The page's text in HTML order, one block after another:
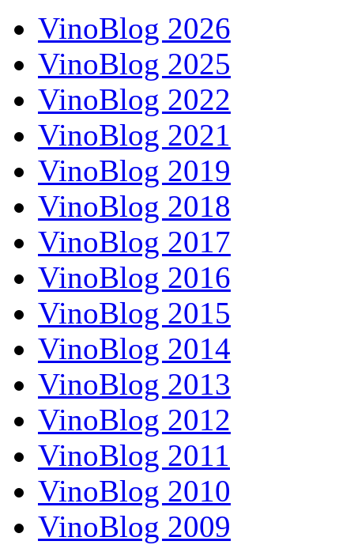
VinoBlog 2026
VinoBlog 2025
VinoBlog 2022
VinoBlog 2021
VinoBlog 2019
VinoBlog 2018
VinoBlog 2017
VinoBlog 2016
VinoBlog 2015
VinoBlog 2014
VinoBlog 2013
VinoBlog 2012
VinoBlog 2011
VinoBlog 2010
VinoBlog 2009